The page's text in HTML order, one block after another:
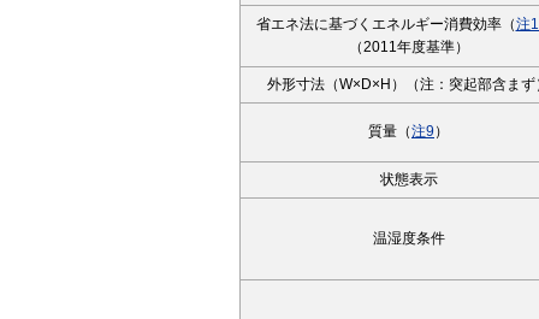
省エネ法に基づくエネルギー消費効率（注
（2011年度基準）
外形寸法（W×D×H）（注：突起部含まず
質量（注9 ）
状態表示
温湿度条件